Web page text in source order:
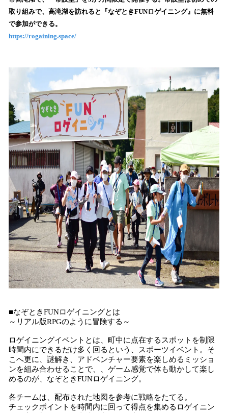
込
み
中
取り組みで、高滝湖を訪れると『なぞときFUNロゲイニング』に無料
で参加ができる。
https://rogaining.space/
■なぞときFUNロゲイニングとは
～リアル版RPGのように冒険する～
ロゲイニングイベントとは、町中に点在するスポットを制限
時間内にできるだけ多く回るという、スポーツイベント。そ
こへ更に、謎解き、アドベンチャー要素を楽しめるミッショ
ンを組み合わせることで、、ゲーム感覚で体も動かして楽し
めるのが、なぞときFUNロゲイニング。
各チームは、配布された地図を参考に戦略をたてる。
チェックポイントを時間内に回って得点を集めるロゲイニン